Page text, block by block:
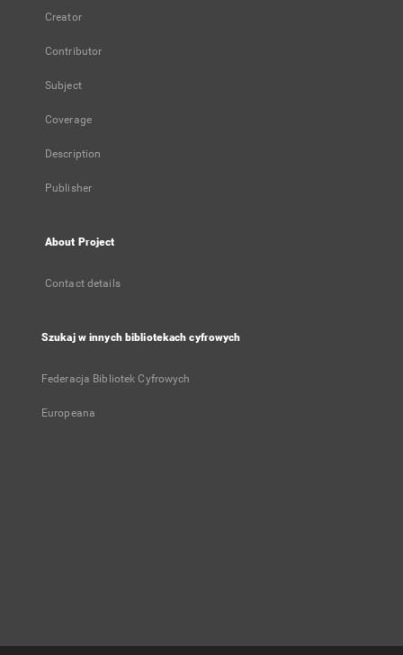
Creator
Contributor
Subject
Coverage
Description
Publisher
About Project
Contact details
Szukaj w innych bibliotekach cyfrowych
Federacja Bibliotek Cyfrowych
Europeana